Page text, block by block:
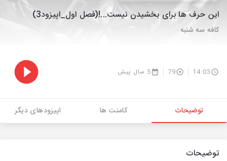
این حرف ها برای بخشیدن نیست...!(فصل اول_اپیزود3)
کافه سه شنبه
14:03
79 5 سال پیش
توضیحات کامنت ها اپیزودهای دیگر
توضیحات